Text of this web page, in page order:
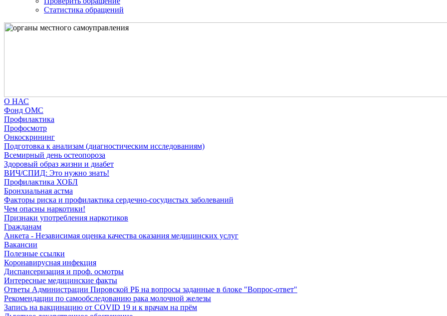
Статистика обращений
О НАС
Фонд ОМС
Профилактика
Профосмотр
Онкоскрининг
Подготовка к анализам (диагностическим исследованиям)
Всемирный день остеопороза
Здоровый образ жизни и диабет
ВИЧ/СПИД: Это нужно знать!
Профилактика ХОБЛ
Бронхиальная астма
Факторы риска и профилактика сердечно-сосудистых заболеваний
Чем опасны наркотики!
Признаки употребления наркотиков
Гражданам
Анкета - Независимая оценка качества оказания медицинских услуг
Вакансии
Полезные ссылки
Коронавирусная инфекция
Диспансеризация и проф. осмотры
Интересные медицинские факты
Ответы Администрации Пировской РБ на вопросы заданные в блоке "Вопрос-ответ"
Рекомендации по самообследованию рака молочной железы
Запись на вакцинацию от COVID 19 и к врачам на прём